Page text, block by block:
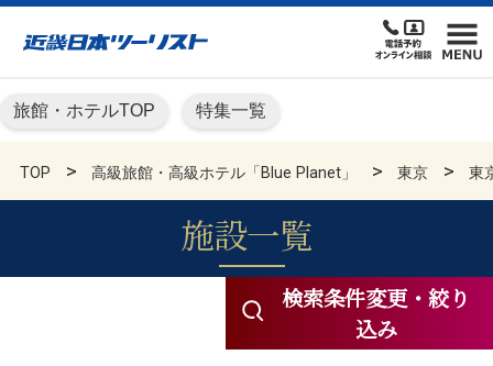
旅館・ホテルTOP 特集一覧
TOP 高級旅館・高級ホテル「Blue Planet」 東京 東
高級旅館・高級ホテ
施設一覧
検索条件変更・絞り
込み